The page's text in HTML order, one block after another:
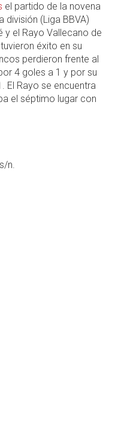
el partido de la novena
división (Liga BBVA)
y el Rayo Vallecano de
éxito en su
perdieron frente al
4 goles a 1 y por su
El Rayo se encuentra
el séptimo lugar con
n.